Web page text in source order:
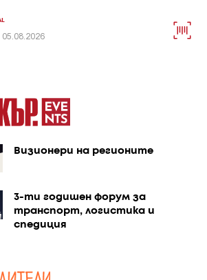
05.08.2026
Визионери на регионите
3-ти годишен форум за
транспорт, логистика и
спедиция